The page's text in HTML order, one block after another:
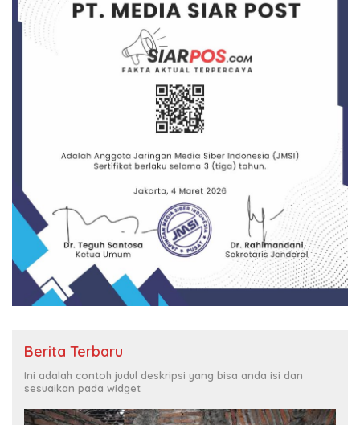
Berita Terbaru
Ini adalah contoh judul deskripsi yang bisa anda isi dan
sesuaikan pada widget